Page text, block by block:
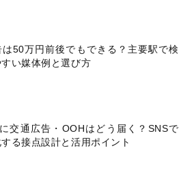
は50万円前後でもできる？主要駅で検
い媒体例と選び方
交通広告・OOHはどう届く？SNSで
る接点設計と活用ポイント